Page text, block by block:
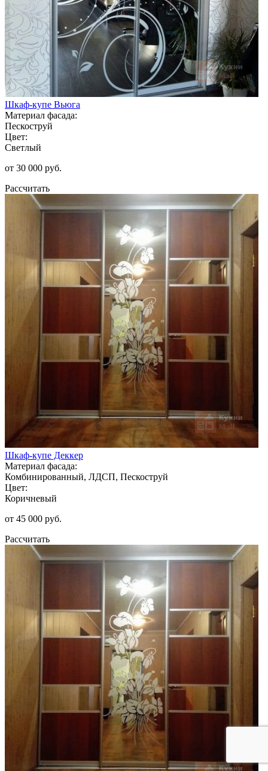
Шкаф-купе Вьюга
Материал фасада:
Пескоструй
Цвет:
Светлый
от 30 000 руб.
Рассчитать
Шкаф-купе Деккер
Материал фасада:
Комбинированный, ЛДСП, Пескоструй
Цвет:
Коричневый
от 45 000 руб.
Рассчитать